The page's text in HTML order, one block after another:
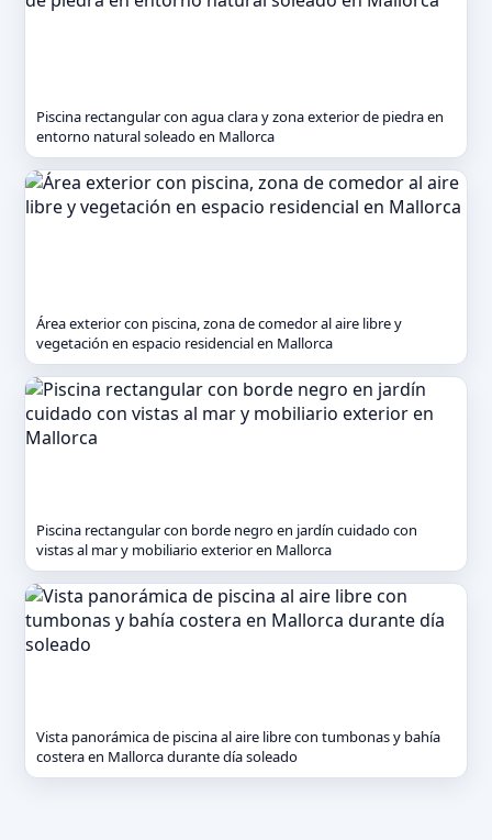
Piscina rectangular con agua clara y zona exterior de piedra en
entorno natural soleado en Mallorca
Área exterior con piscina, zona de comedor al aire libre y
vegetación en espacio residencial en Mallorca
Piscina rectangular con borde negro en jardín cuidado con
vistas al mar y mobiliario exterior en Mallorca
Vista panorámica de piscina al aire libre con tumbonas y bahía
costera en Mallorca durante día soleado